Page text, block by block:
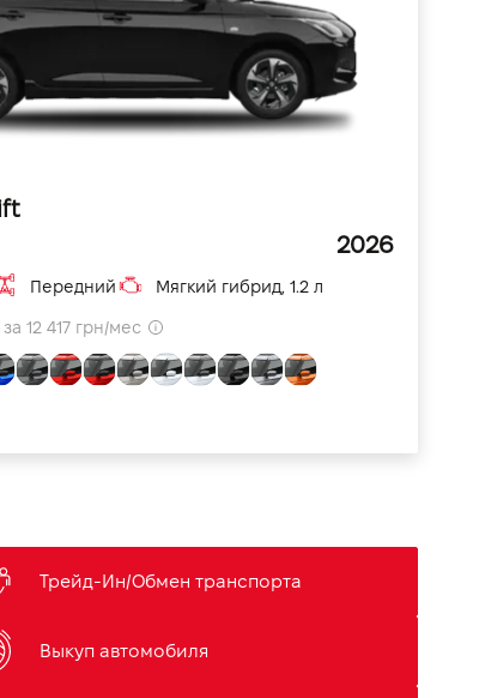
2026
Передний Мягкий гибрид, 1.2 л
12 417 грн/мес
Трейд-Ин/Обмен транспорта
Выкуп автомобиля